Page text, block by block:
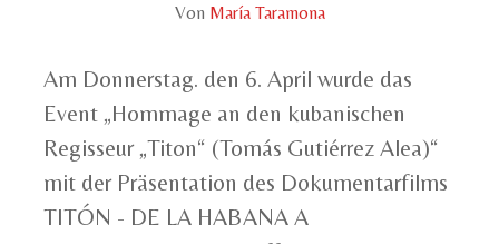
Von María Taramona
Am Donnerstag. den 6. April wurde das
Event „Hommage an den kubanischen
Regisseur „Titon“ (Tomás Gutiérrez Alea)“
mit der Präsentation des Dokumentarfilms
TITÓN - DE LA HABANA A